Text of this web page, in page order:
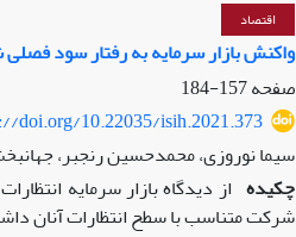
اقتصاد
واکنش بازار سرمایه به رفتار سود
صفحه157-184
doi.org/10.22035/isih.2021.373
سیما نوروزی، محمدحسین رنجبر،
چکیده از دیدگاه بازار سرمایه
شرکت متناسب با سطح انتظارات آنان